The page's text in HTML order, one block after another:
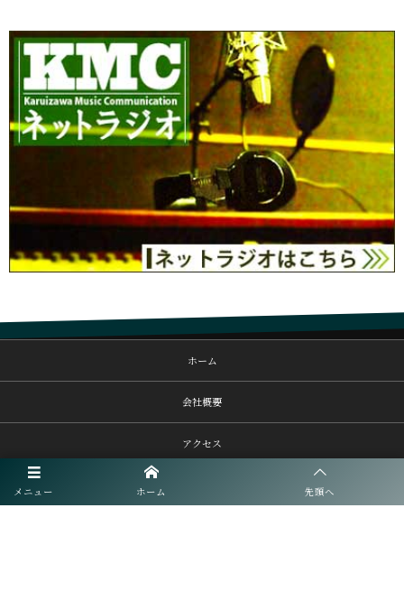
メニュー ホーム 先頭へ
ホーム
会社概要
アクセス